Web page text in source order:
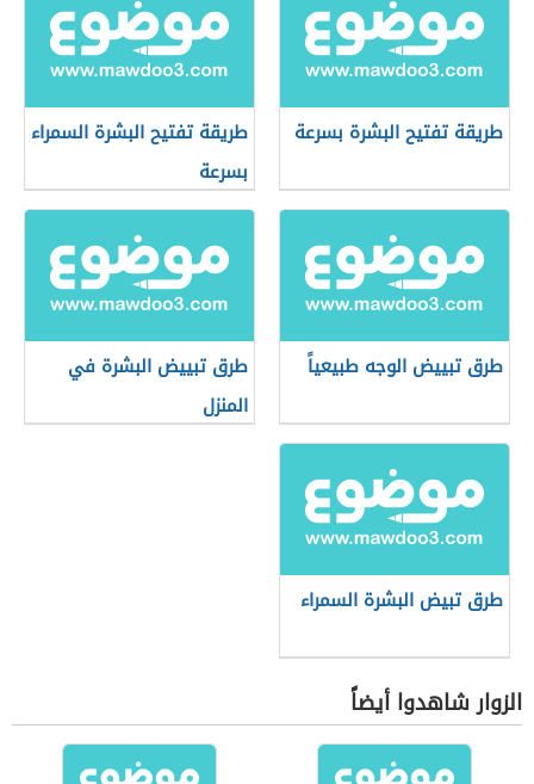
طريقة تفتيح البشرة بسرعة
طريقة تفتيح البشرة السمراء
بسرعة
طرق تبييض الوجه طبيعياً
طرق تبييض البشرة في
المنزل
طرق تبيض البشرة السمراء
الزوار شاهدوا أيضاً